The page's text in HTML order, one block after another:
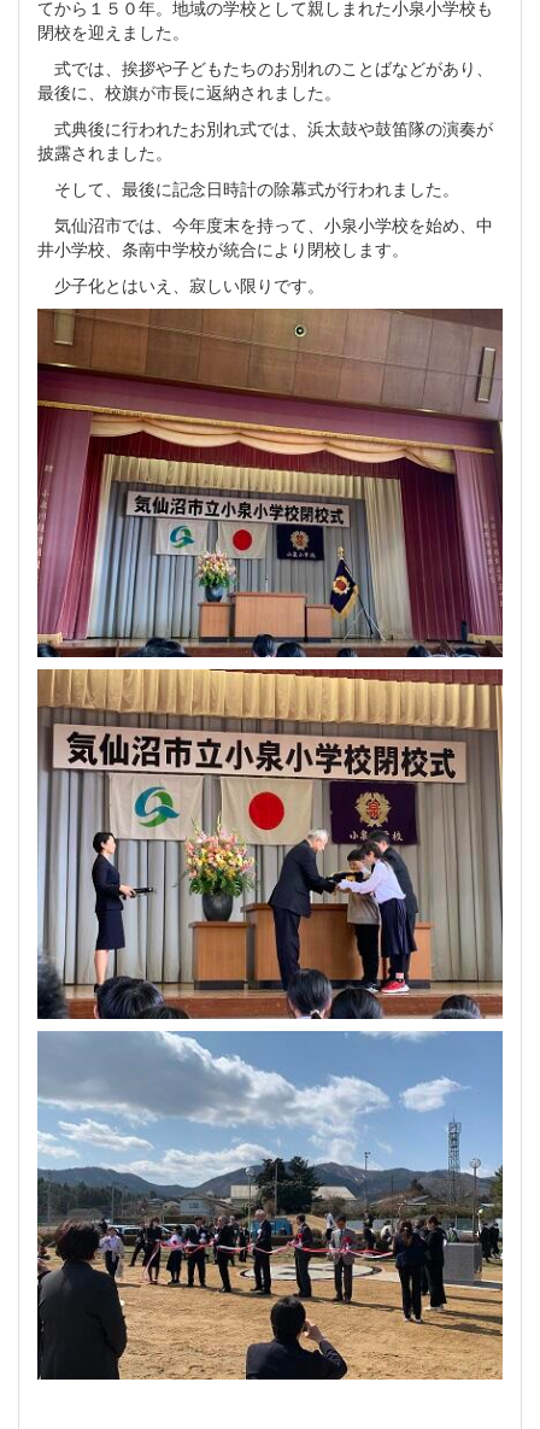
てから１５０年。地域の学校として親しまれた小泉小学校も
閉校を迎えました。
式では、挨拶や子どもたちのお別れのことばなどがあり、
最後に、校旗が市長に返納されました。
式典後に行われたお別れ式では、浜太鼓や鼓笛隊の演奏が
披露されました。
そして、最後に記念日時計の除幕式が行われました。
気仙沼市では、今年度末を持って、小泉小学校を始め、中
井小学校、条南中学校が統合により閉校します。
少子化とはいえ、寂しい限りです。